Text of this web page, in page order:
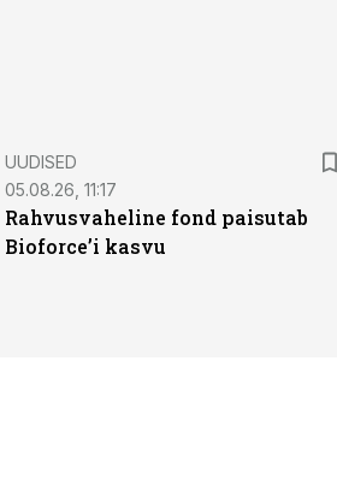
UUDISED
05.08.26, 11:17
Rahvusvaheline fond paisutab
Bioforce’i kasvu